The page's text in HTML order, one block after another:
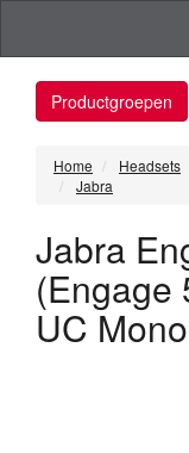
Productgroepen
Home Headsets
Jabra
Jabra
(Engage
UC Mono